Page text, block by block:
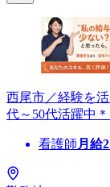
西尾市／経験を
代～50代活躍中
看護師 月給